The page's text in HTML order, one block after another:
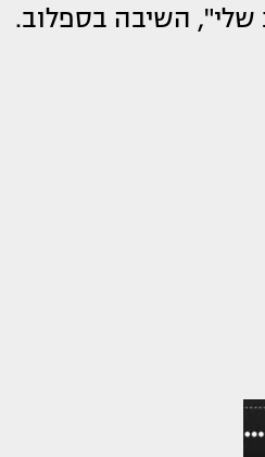
שלי", השיבה בספלוב.